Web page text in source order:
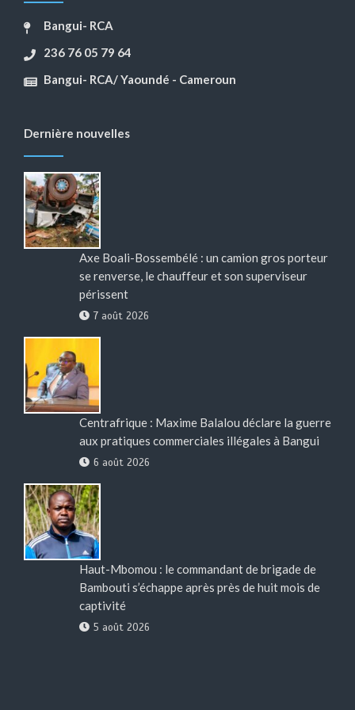
Bangui- RCA
236 76 05 79 64
Bangui- RCA/ Yaoundé - Cameroun
Dernière nouvelles
Axe Boali-Bossembélé : un camion gros porteur
se renverse, le chauffeur et son superviseur
périssent
7 août 2026
Centrafrique : Maxime Balalou déclare la guerre
aux pratiques commerciales illégales à Bangui
6 août 2026
Haut-Mbomou : le commandant de brigade de
Bambouti s’échappe après près de huit mois de
captivité
5 août 2026